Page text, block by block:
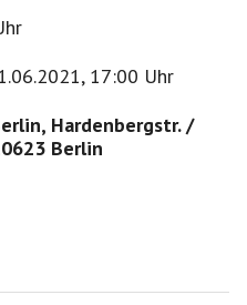
17:00 Uhr
Hardenbergstr. /
Berlin